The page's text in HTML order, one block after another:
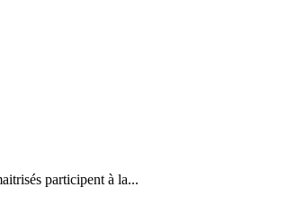
participent à la...